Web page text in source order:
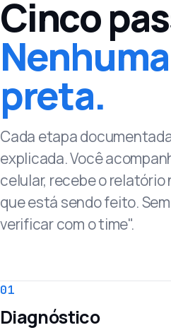
Cinco
preta.
Cada etapa
explicada. Você
celular, recebe o relatório
que está sendo feito.
verificar com o time".
01
Diagnóstico